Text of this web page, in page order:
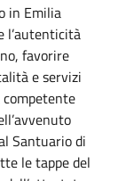
in Emilia
l’autenticità
favorire
e servizi
Santuario di
le tappe del